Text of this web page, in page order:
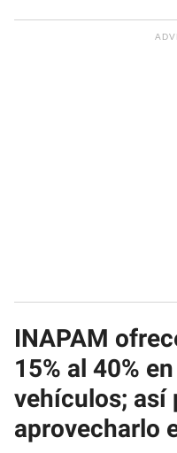
INAPAM
15% al 40%
vehículos; así
aprovecharlo